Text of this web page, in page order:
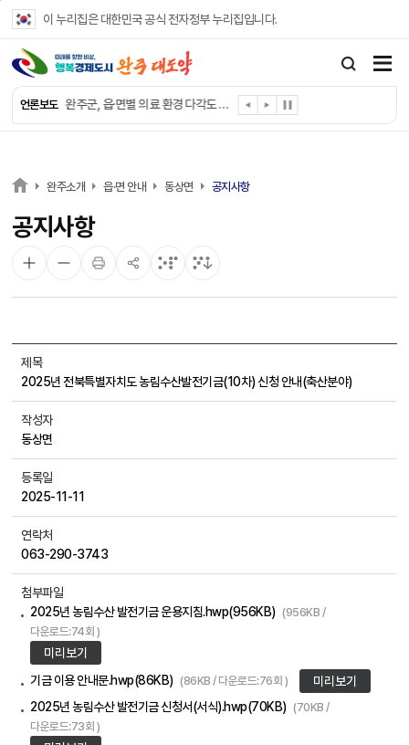
이 누리집은 대한민국 공식 전자정부 누리집입니다.
언론보도
완주군, ‘수의계약 총량제’ 개편 운영
완주군 청소년, 초록우산 지원으로 치과 치료
완주군, 읍·면별 의료 환경 다각도 진단한다
완주군, 모바일 헬스케어 “내 건강 변화 직접 확인”
전북은행, 완주군에 ‘시원키트’ 60세트 기탁
완주소개 읍·면 안내 동상면 공지사항
공지사항
제목
2025년 전북특별자치도 농림수산발전기금(10차) 신청 안내(축산분야)
작성자
동상면
등록일
2025-11-11
연락처
063-290-3743
첨부파일
2025년 농림수산 발전기금 운용지침.hwp(956KB) (956KB /
다운로드:74회 )
미리보기
기금 이용 안내문.hwp(86KB) (86KB / 다운로드:76회 )
미리보기
2025년 농림수산 발전기금 신청서(서식).hwp(70KB) (70KB /
다운로드:73회 )